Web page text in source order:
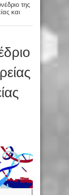
της
και